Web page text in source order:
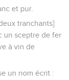
et pur.
tranchants]
un sceptre de fer
à vin de
un nom écrit :